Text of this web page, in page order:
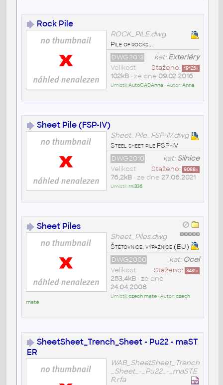
Rock Pile
ROCK_PILE.dwg
Pile of rocks...
kat:Exteriéry
DWG2013
Staženo: 19125x
Velikost
102kB• ze dne 09.02.2016
Umístil:AutoCADAnna • Autor:Anna
Sheet Pile (FSP-IV)
Sheet_Pile_FSP-IV.dwg
Steel sheet pile FSP-IV
kat:Silnice
DWG2010
Staženo: 9088x
Velikost
76,2kB• ze dne 27.06.2021
Umístil:rnl336
Sheet Piles
Sheet_Piles.dwg
Štětovnice, výpažnice (EU)
kat: Ocel
DWG2000
Staženo: 3431x
Velikost
283,4kB• ze dne
24.04.2008
Umístil:czech mate• Autor:czech
mate
SheetSheet_Trench_Sheet - Pu22 - maST
ER
WAB_SheetSheet_Trench
_Sheet_-_Pu22_-_maSTE
R.rfa